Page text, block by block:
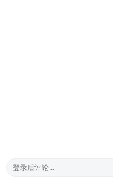
登录后评论...